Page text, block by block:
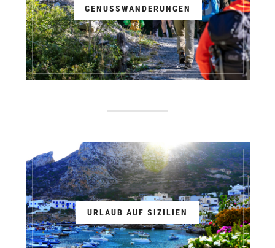
GENUSSWANDERUNGEN
URLAUB AUF SIZILIEN